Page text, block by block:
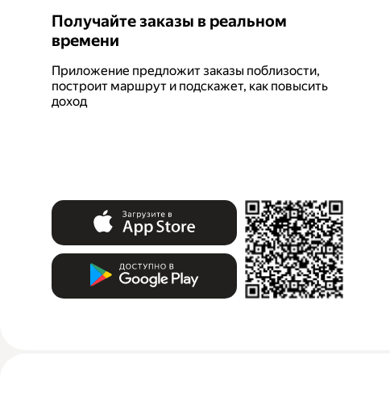
Получайте заказы в реальном
времени
Приложение предложит заказы поблизости,
построит маршрут и подскажет, как повысить
доход